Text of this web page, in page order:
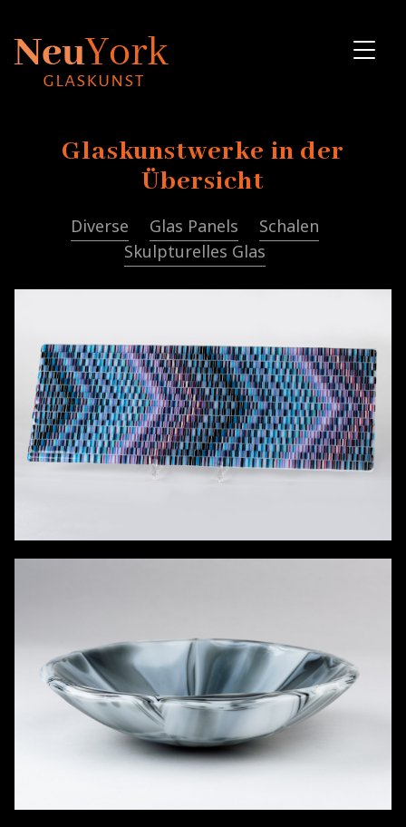
Glaskunstwerke in der
Übersicht
Diverse Glas Panels
Schalen
Skulpturelles Glas